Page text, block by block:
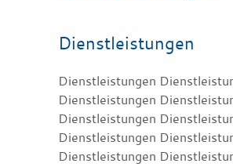
Dienstleistungen
Dienstleistungen
Dienstleistungen
Dienstleistungen
Dienstleistungen
Dienstleistungen